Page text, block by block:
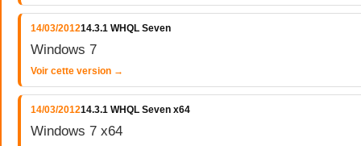
14/03/201214.3.1 WHQL Seven
Windows 7
Voir cette version →
14/03/201214.3.1 WHQL Seven x64
Windows 7 x64